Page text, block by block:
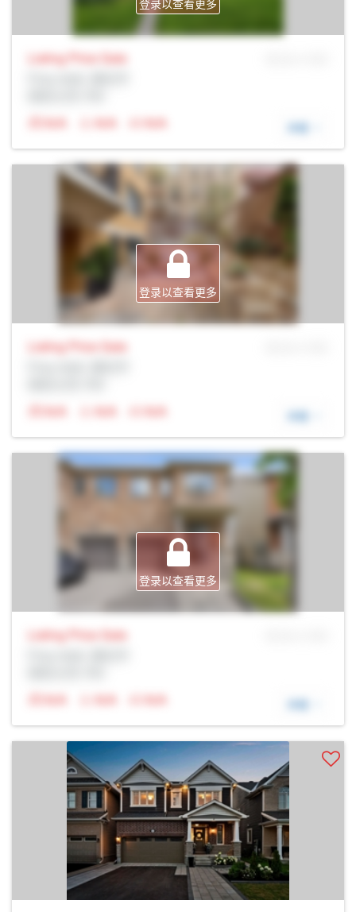
登录以查看更多
Listing Price Sale
N/A
N/A N/A 详细
登录以查看更多
Listing Price Sale
N/A
N/A N/A 详细
登录以查看更多
Listing Price Sale
N/A
N/A N/A 详细